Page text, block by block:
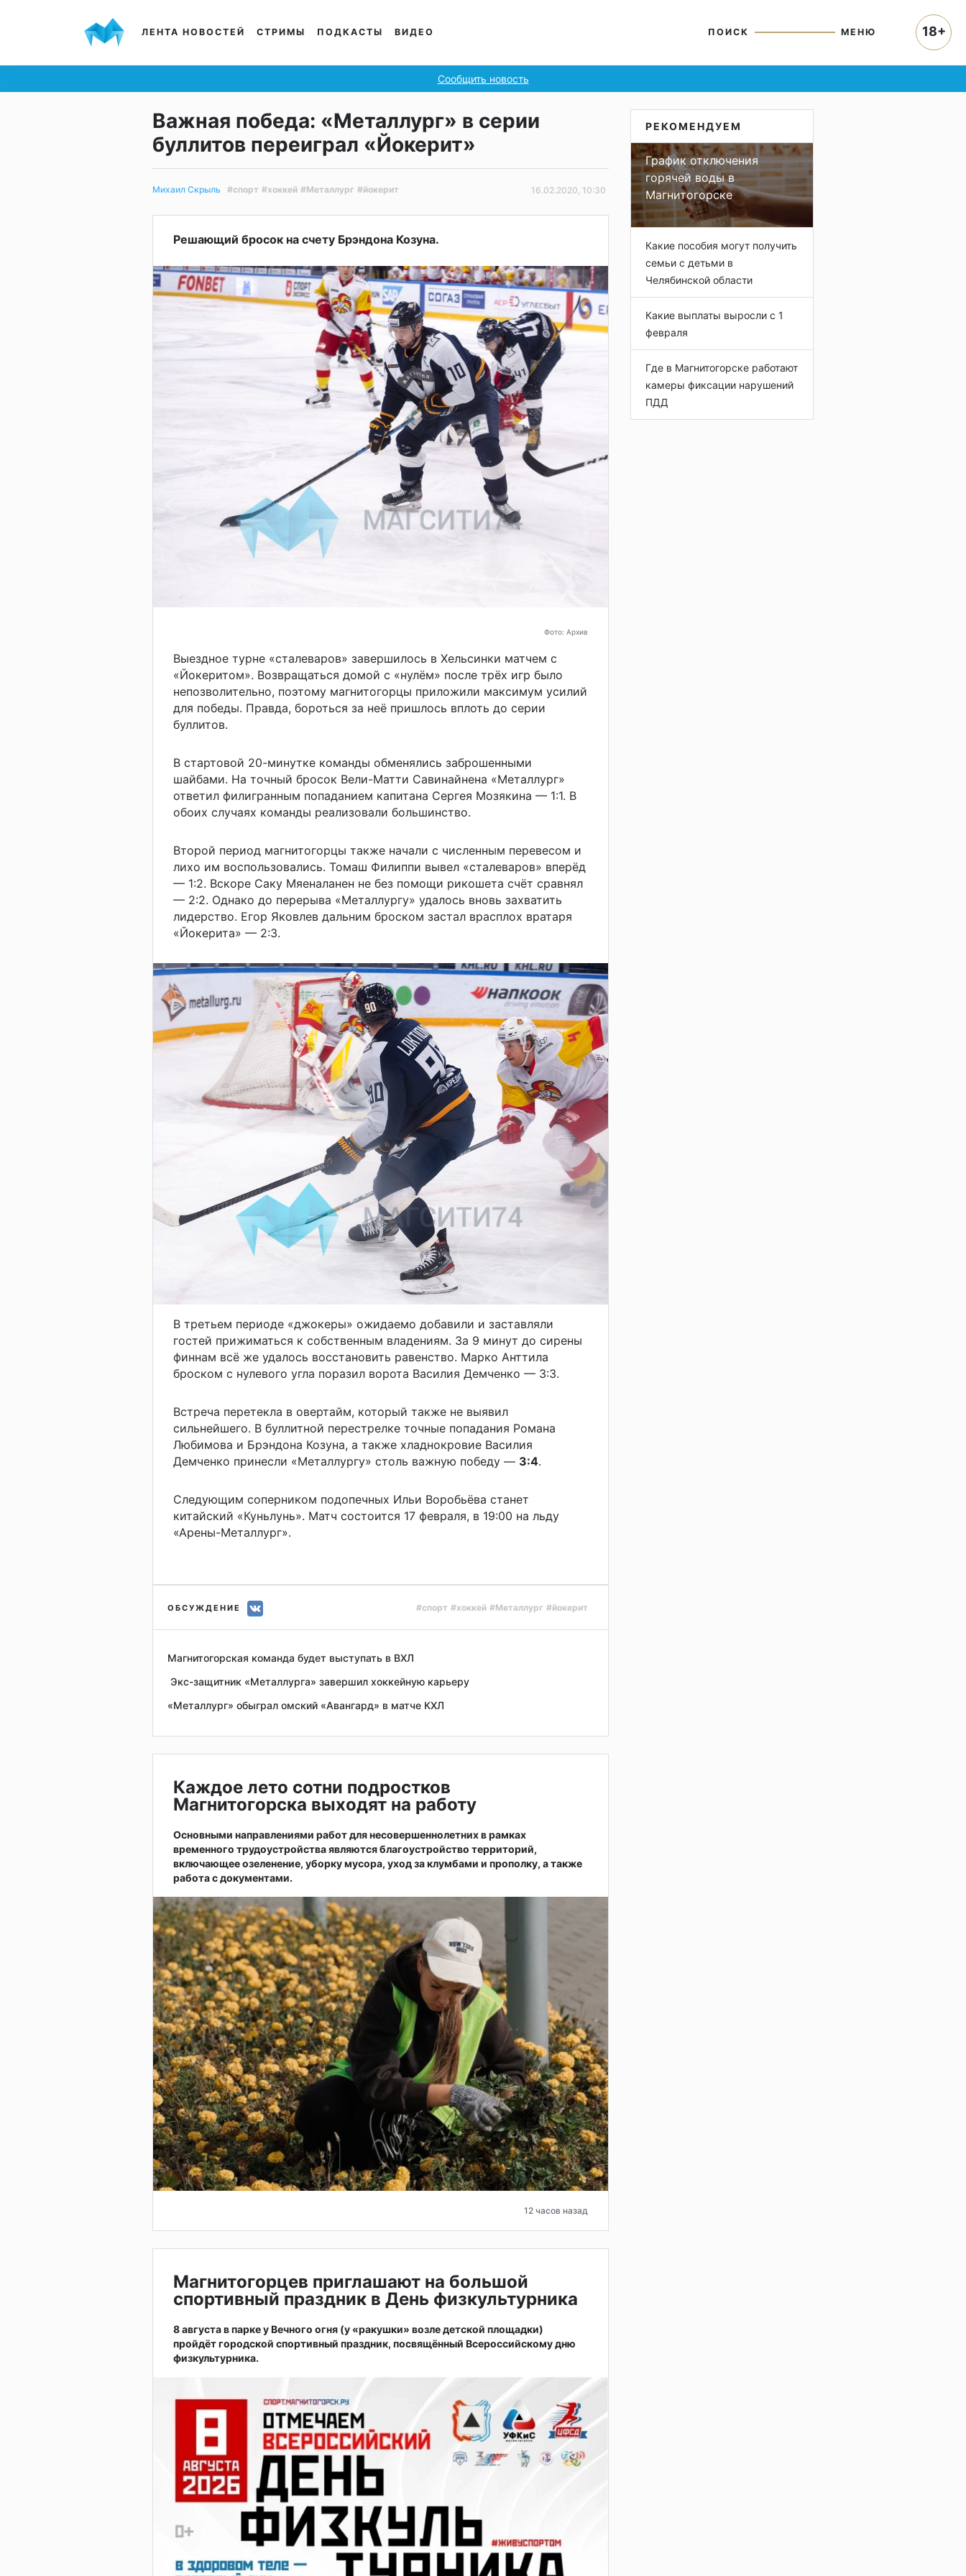
ЛЕНТА НОВОСТЕЙ СТРИМЫ ПОДКАСТЫ ВИДЕО ПОИСК МЕНЮ
Сообщить новость
Важная победа: «Металлург» в серии
буллитов переиграл «Йокерит»
Михаил Скрыль #спорт #хоккей #Металлург #йокерит 16.02.2020, 10:30
Решающий бросок на счету Брэндона Козуна.
Фото: Архив
Выездное турне «сталеваров» завершилось в Хельсинки матчем с
«Йокеритом». Возвращаться домой с «нулём» после трёх игр было
непозволительно, поэтому магнитогорцы приложили максимум усилий
для победы. Правда, бороться за неё пришлось вплоть до серии
буллитов.
В стартовой 20-минутке команды обменялись заброшенными
шайбами. На точный бросок Вели-Матти Савинайнена «Металлург»
ответил филигранным попаданием капитана Сергея Мозякина — 1:1. В
обоих случаях команды реализовали большинство.
Второй период магнитогорцы также начали с численным перевесом и
лихо им воспользовались. Томаш Филиппи вывел «сталеваров» вперёд
— 1:2. Вскоре Саку Мяеналанен не без помощи рикошета счёт сравнял
— 2:2. Однако до перерыва «Металлургу» удалось вновь захватить
лидерство. Егор Яковлев дальним броском застал врасплох вратаря
«Йокерита» — 2:3.
В третьем периоде «джокеры» ожидаемо добавили и заставляли
гостей прижиматься к собственным владениям. За 9 минут до сирены
финнам всё же удалось восстановить равенство. Марко Анттила
броском с нулевого угла поразил ворота Василия Демченко — 3:3.
Встреча перетекла в овертайм, который также не выявил
сильнейшего. В буллитной перестрелке точные попадания Романа
Любимова и Брэндона Козуна, а также хладнокровие Василия
Демченко принесли «Металлургу» столь важную победу — 3:4.
Следующим соперником подопечных Ильи Воробьёва станет
китайский «Куньлунь». Матч состоится 17 февраля, в 19:00 на льду
«Арены-Металлург».
ОБСУЖДЕНИЕ #спорт #хоккей #Металлург #йокерит
Магнитогорская команда будет выступать в ВХЛ
Экс-защитник «Металлурга» завершил хоккейную карьеру
«Металлург» обыграл омский «Авангард» в матче КХЛ
Каждое лето сотни подростков
Магнитогорска выходят на работу
Основными направлениями работ для несовершеннолетних в рамках
временного трудоустройства являются благоустройство территорий,
включающее озеленение, уборку мусора, уход за клумбами и прополку, а также
работа с документами.
12 часов назад
Магнитогорцев приглашают на большой
спортивный праздник в День физкультурника
8 августа в парке у Вечного огня (у «ракушки» возле детской площадки)
пройдёт городской спортивный праздник, посвящённый Всероссийскому дню
физкультурника.
РЕКОМЕНДУЕМ
График отключения
горячей воды в
Магнитогорске
Какие пособия могут получить
семьи с детьми в
Челябинской области
Какие выплаты выросли с 1
февраля
Где в Магнитогорске работают
камеры фиксации нарушений
ПДД
18+